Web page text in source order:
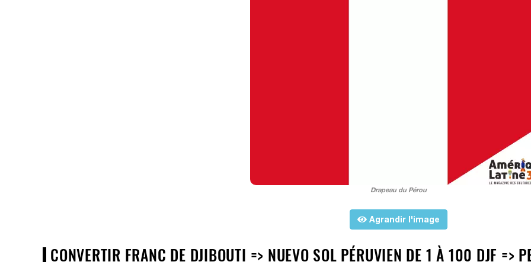
Drapeau du Pérou
Agrandir l'image
CONVERTIR FRANC DE DJIBOUTI => NUEVO SOL PÉRUVIEN DE 1 À 100 DJF =>